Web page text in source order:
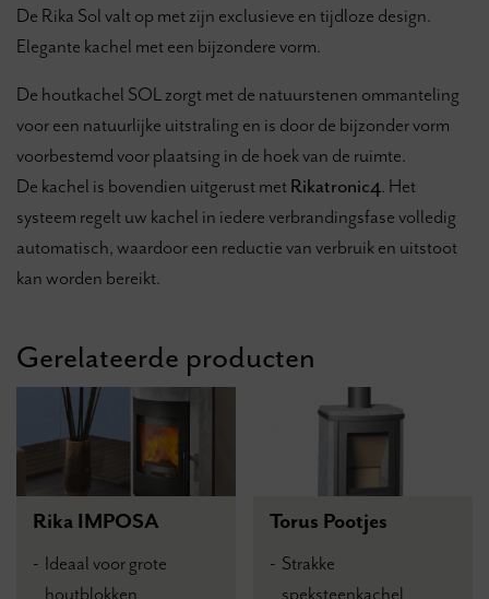
De Rika Sol valt op met zijn exclusieve en tijdloze design.
Elegante kachel met een bijzondere vorm.
De houtkachel SOL zorgt met de natuurstenen ommanteling
voor een natuurlijke uitstraling en is door de bijzonder vorm
voorbestemd voor plaatsing in de hoek van de ruimte.
De kachel is bovendien uitgerust metRikatronic4. Het
systeem regelt uw kachel in iedere verbrandingsfase volledig
automatisch, waardoor een reductie van verbruik en uitstoot
kan worden bereikt.
Gerelateerde producten
Rika IMPOSA
Ideaal voor grote
houtblokken
Torus Pootjes
Strakke
speksteenkachel